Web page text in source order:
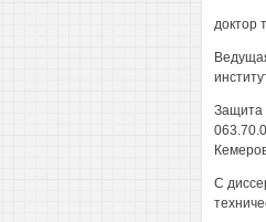
доктор
Защита
С